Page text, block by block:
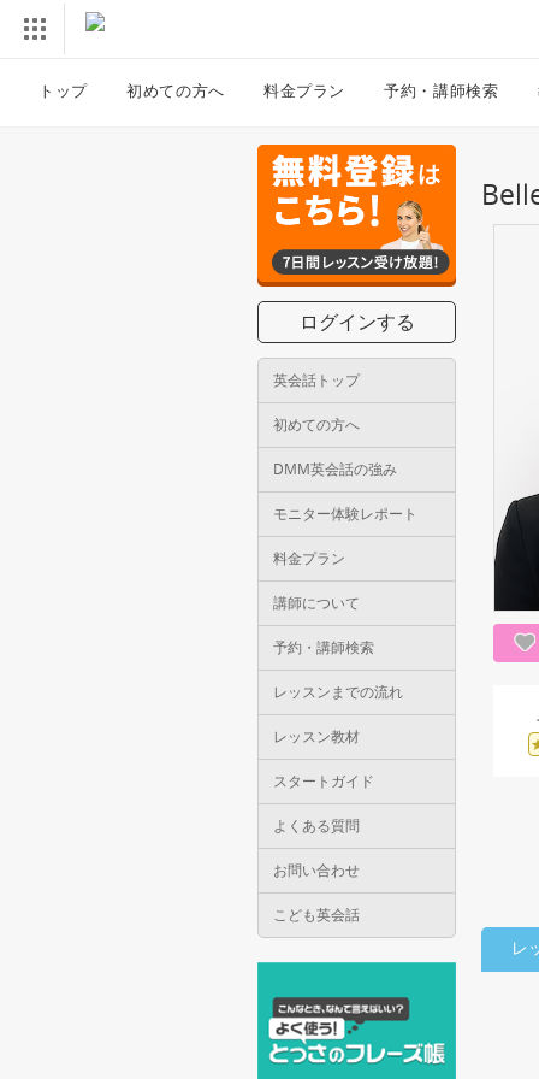
トップ 初めての方へ 料金プラン 予約・講師検索
ログインする
英会話トップ
初めての方へ
DMM英会話の強み
モニター体験レポート
料金プラン
講師について
予約・講師検索
レッスンまでの流れ
レッスン教材
スタートガイド
よくある質問
お問い合わせ
こども英会話
レ